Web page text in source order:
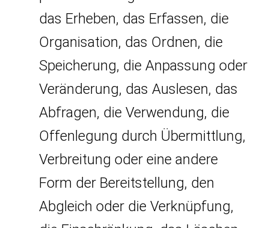
das Erheben, das Erfassen, die
Organisation, das Ordnen, die
Speicherung, die Anpassung oder
Veränderung, das Auslesen, das
Abfragen, die Verwendung, die
Offenlegung durch Übermittlung,
Verbreitung oder eine andere
Form der Bereitstellung, den
Abgleich oder die Verknüpfung,